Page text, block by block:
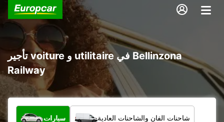
تأجير voiture و utilitaire في Bellinzona
Railway
ما نوع المركبة؟
سيارات شاحنات الفان والشاحنات العادية